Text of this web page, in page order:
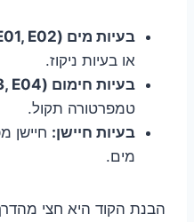
בעיות מים (E01, E02):
או בעיות ניקוז.
בעיות חימום (E03, E04):
טמפרטורה תקול.
בעיות חיישן: חיישן
מים.
הבנת הקוד היא חצי